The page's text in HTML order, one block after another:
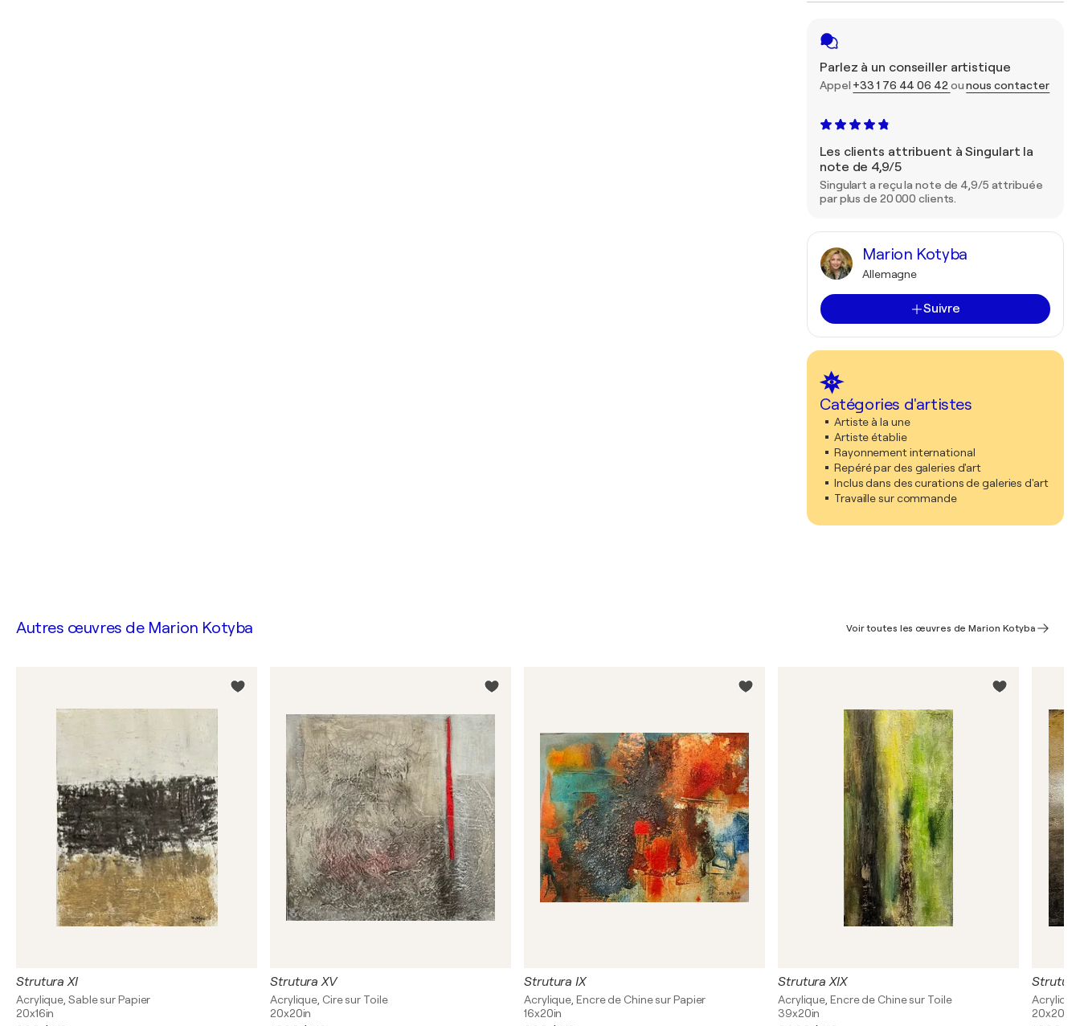
Parlez à un conseiller artistique
Appel +33 1 76 44 06 42 ounous contacter
Les clients attribuent à Singulart la
note de 4,9/5
Singulart a reçu la note de 4,9/5 attribuée
par plus de 20 000 clients.
Marion Kotyba
Allemagne
Suivre
Catégories d'artistes
Artiste à la une
Artiste établie
Rayonnement international
Repéré par des galeries d'art
Inclus dans des curations de galeries d'art
Travaille sur commande
Autres œuvres de Marion Kotyba Voir toutes les œuvres de Marion Kotyba
Strutura XI
Acrylique, Sable sur Papier
20x16in
Strutura XV
Acrylique, Cire sur Toile
20x20in
Strutura IX
Acrylique, Encre de Chine sur Papier
16x20in
Strutura XIX
Acrylique, Encre de Chine sur Toile
39x20in
20x20in